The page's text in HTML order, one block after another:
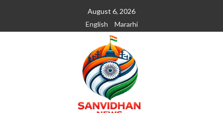
August 6, 2026
English
Mararhi